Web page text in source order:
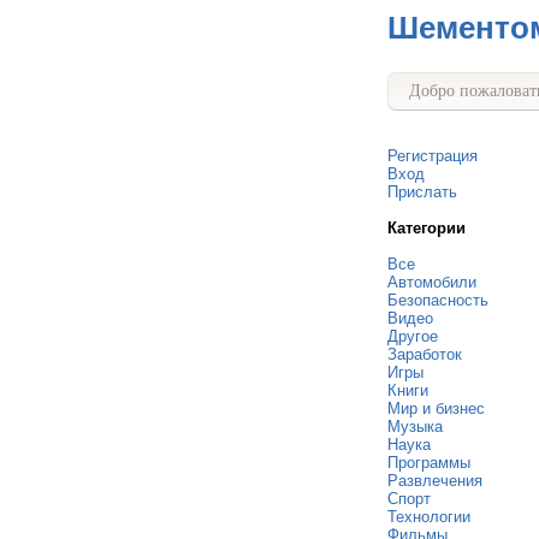
Добро
Регистрация
Вход
Прислать
Категории
Все
Автомобили
Безопасность
Видео
Другое
Заработок
Игры
Книги
Мир и бизнес
Музыка
Наука
Программы
Развлечения
Спорт
Технологии
Фильмы